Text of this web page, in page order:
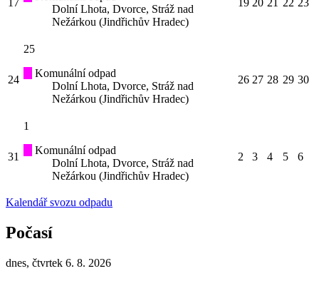
17
Dolní Lhota, Dvorce, Stráž nad
Nežárkou (Jindřichův Hradec)
19 20 21 22 23
24
25
Komunální odpad
Dolní Lhota, Dvorce, Stráž nad
Nežárkou (Jindřichův Hradec)
26 27 28 29 30
31
1
Komunální odpad
Dolní Lhota, Dvorce, Stráž nad
Nežárkou (Jindřichův Hradec)
2 3 4 5 6
Kalendář svozu odpadu
Počasí
dnes, čtvrtek 6. 8. 2026